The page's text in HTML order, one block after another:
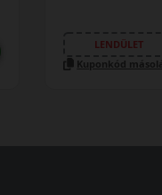
LENDÜLET
Kuponkód